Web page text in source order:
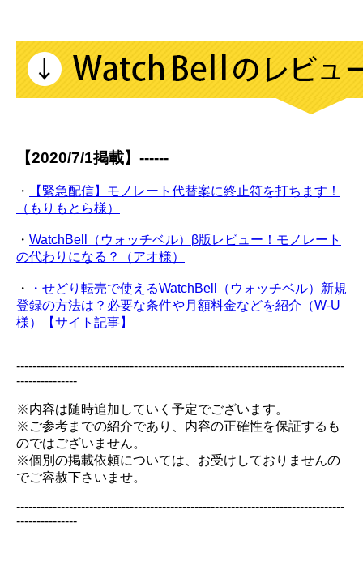
【2020/7/1掲載】------
・
【緊急配信】モノレート代替案に終止符を打ちます！
（もりもとら様）
・ WatchBell（ウォッチベル）β版レビュー！モノレート
の代わりになる？（アオ様）
・
・せどり転売で使えるWatchBell（ウォッチベル）新規
登録の方法は？必要な条件や月額料金などを紹介（W-U
様）【サイト記事】
---------------------------------------------------------------------------------
---------------
※内容は随時追加していく予定でございます。
※ご参考までの紹介であり、内容の正確性を保証するも
のではございません。
※個別の掲載依頼については、お受けしておりませんの
でご容赦下さいませ。
---------------------------------------------------------------------------------
---------------